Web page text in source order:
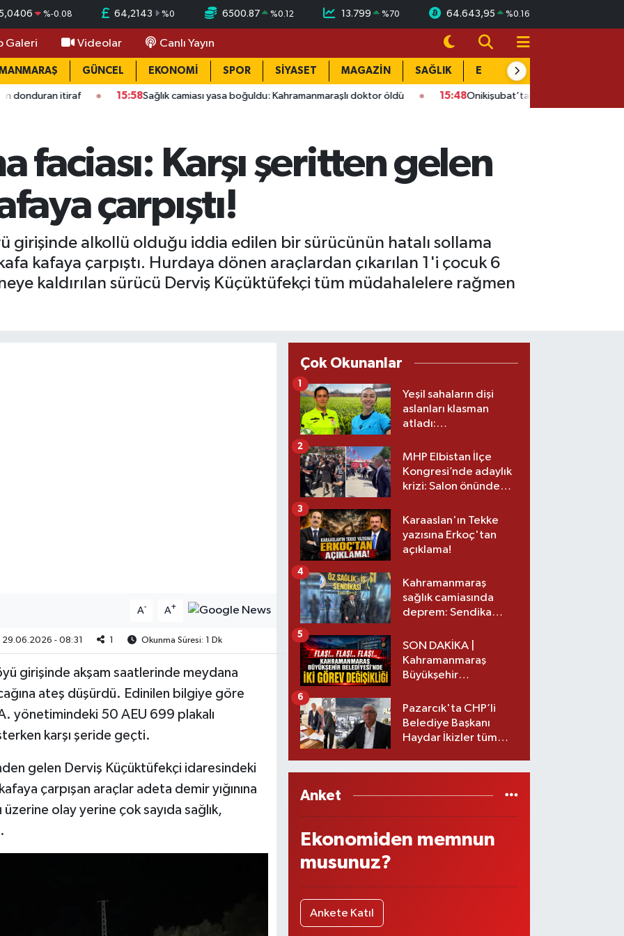
%-0.08 64,2143 %0 6500.87 %0.12 13.799 %70 64.643,95 %0.16
Galeri Videolar Canlı Yayın
GÜNCEL EKONOMİ SPOR SİYASET MAGAZİN SAĞLIK EĞİTİM
15:58Sağlık camiası yasa boğuldu: Kahramanmaraşlı doktor öldü 15:48Onikişubat’ta ücretsiz üniversite kursunda son
faciası: Karşı şeritten gelen
çarpıştı!
girişinde alkollü olduğu iddia edilen bir sürücünün hatalı sollama
kafaya çarpıştı. Hurdaya dönen araçlardan çıkarılan 1'i çocuk 6
kaldırılan sürücü Derviş Küçüktüfekçi tüm müdahalelere rağmen
A- A+
29.06.2026 - 08:31 Okunma Süresi: 1 Dk
girişinde akşam saatlerinde meydana
ateş düşürdü. Edinilen bilgiye göre
yönetimindeki 50 AEU 699 plakalı
karşı şeride geçti.
gelen Derviş Küçüktüfekçi idaresindeki
çarpışan araçlar adeta demir yığınına
olay yerine çok sayıda sağlık,
Çok Okunanlar
Yeşil sahaların dişi
aslanları klasman
atladı:
üst lige iki transfer!
1
MHP Elbistan İlçe
Kongresi’nde adaylık
krizi: Salon önünde
2
Karaaslan'ın Tekke
yazısına Erkoç'tan
açıklama!
3
Kahramanmaraş
sağlık camiasında
deprem: Sendika
4
SON DAKİKA |
Kahramanmaraş
Büyükşehir
görev değişikliği!
5
Pazarcık'ta CHP’li
Belediye Başkanı
Haydar İkizler tüm
6
Anket
Ekonomiden memnun
musunuz?
Ankete Katıl